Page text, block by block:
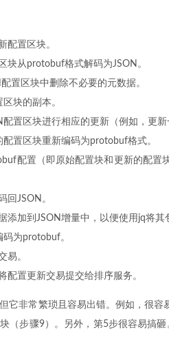
配置区块。
块从protobuf格式解码为JSON。
置区块中删除不必要的元数据。
块的副本。
配置区块进行相应的更新（例如，更新
配置区块重新编码为protobuf格式。
配置（即原始配置块和更新的配置
回JSON。
添加到JSON增量中，以便使用jq将其
为protobuf。
易。
配置更新交易提交给排序服务。
它非常繁琐且容易出错。例如，很
（步骤9）。另外，第5步很容易搞